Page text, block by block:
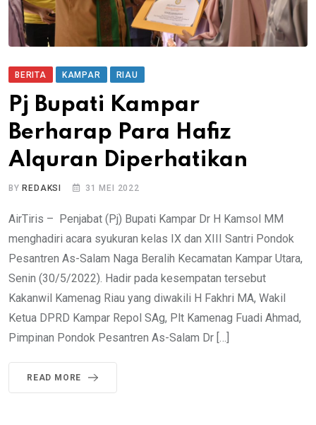
BERITA KAMPAR RIAU
Pj Bupati Kampar
Berharap Para Hafiz
Alquran Diperhatikan
BYREDAKSI 31 MEI 2022
AirTiris – Penjabat (Pj) Bupati Kampar Dr H Kamsol MM
menghadiri acara syukuran kelas IX dan XIII Santri Pondok
Pesantren As-Salam Naga Beralih Kecamatan Kampar Utara,
Senin (30/5/2022). Hadir pada kesempatan tersebut
Kakanwil Kamenag Riau yang diwakili H Fakhri MA, Wakil
Ketua DPRD Kampar Repol SAg, Plt Kamenag Fuadi Ahmad,
Pimpinan Pondok Pesantren As-Salam Dr […]
READ MORE